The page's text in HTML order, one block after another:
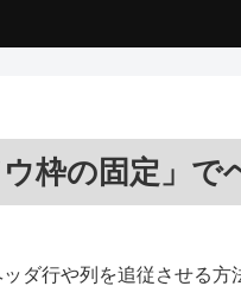
ウ枠の固定」
ダ行や列を追従させる方